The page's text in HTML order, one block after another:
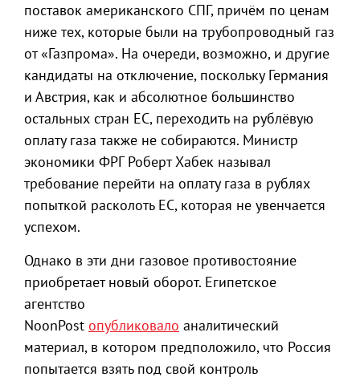
поставок американского СПГ, причём по ценам
ниже тех, которые были на трубопроводный газ
от «Газпрома». На очереди, возможно, и другие
кандидаты на отключение, поскольку Германия
и Австрия, как и абсолютное большинство
остальных стран ЕС, переходить на рублёвую
оплату газа также не собираются. Министр
экономики ФРГ Роберт Хабек называл
требование перейти на оплату газа в рублях
попыткой расколоть ЕС, которая не увенчается
успехом.
Однако в эти дни газовое противостояние
приобретает новый оборот. Египетское
агентство
NoonPost опубликовало аналитический
материал, в котором предположило, что Россия
попытается взять под свой контроль